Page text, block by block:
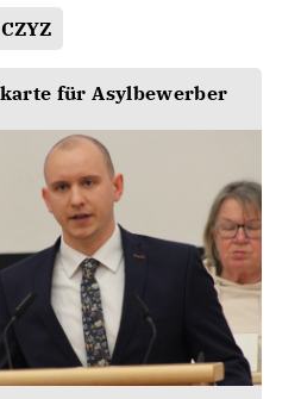
CZYZ
für Asylbewerber